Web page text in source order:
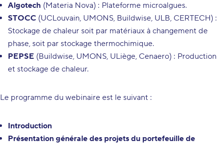
Algotech (Materia Nova) : Plateforme microalgues.
STOCC (UCLouvain, UMONS, Buildwise, ULB, CERTECH) :
Stockage de chaleur soit par matériaux à changement de
phase, soit par stockage thermochimique.
PEPSE (Buildwise, UMONS, ULiège, Cenaero) : Production
et stockage de chaleur.
Le programme du webinaire est le suivant :
Introduction
Présentation générale des projets du portefeuille de